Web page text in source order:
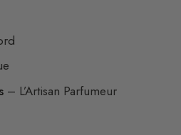
– L’Artisan Parfumeur